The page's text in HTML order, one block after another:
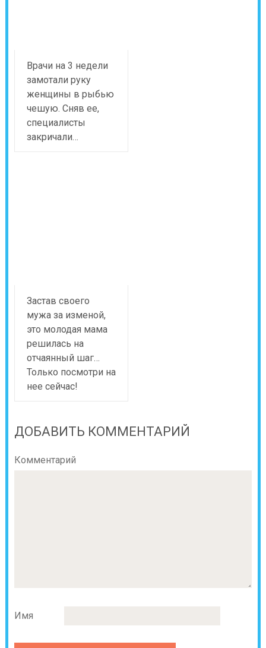
Врачи на 3 недели
замотали руку
женщины в рыбью
чешую. Сняв ее,
специалисты
закричали…
Застав своего
мужа за изменой,
это молодая мама
решилась на
отчаянный шаг…
Только посмотри на
нее сейчас!
ДОБАВИТЬ КОММЕНТАРИЙ
Комментарий
Имя